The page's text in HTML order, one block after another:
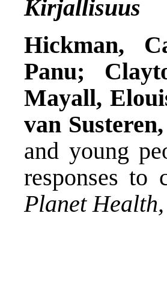
Kirjallisuus
Hickman,
Panu;
Mayall,
van
and young
responses to
Planet